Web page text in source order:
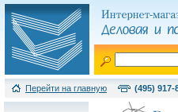
Перейти на главную (495) 917-